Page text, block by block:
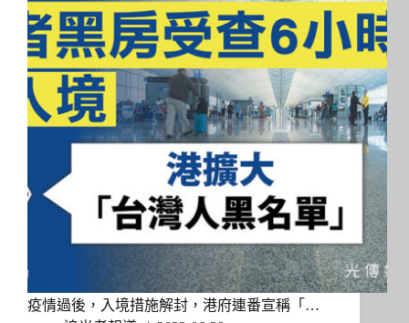
疫情過後，入境措施解封，港府連番宣稱「…